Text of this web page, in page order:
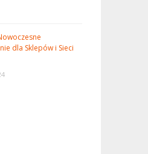
dla Sklepów i Sieci